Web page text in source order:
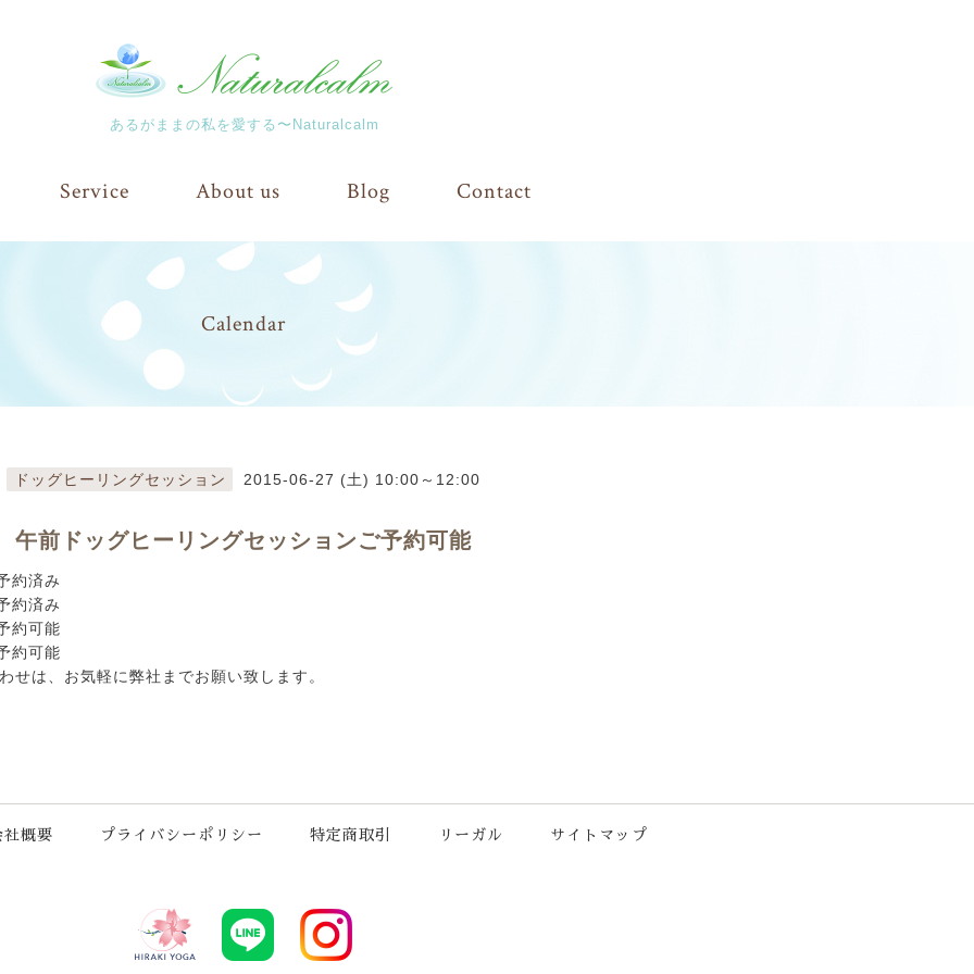
あるがままの私を愛する〜Naturalcalm
Service About us Blog Contact
Calendar
ドッグヒーリングセッション 2015-06-27 (土) 10:00～12:00
午前ドッグヒーリングセッションご予約可能
約済み
約済み
約可能
約可能
せは、お気軽に弊社までお願い致します。
社概要 プライバシーポリシー 特定商取引 リーガル サイトマップ